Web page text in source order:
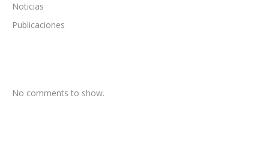
Noticias
Publicaciones
No comments to show.